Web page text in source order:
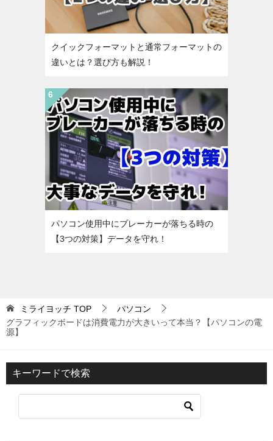
クイックフォーマットと通常フォーマットの
違いとは？選び方も解説！
パソコン使用中にブレーカーが落ちる時の
【3つの対策】データを守れ！
ミライヨッチ TOP
パソコン
グラフィックボードは消費電力が大きいって本当？【パソコンの電
源】
キーワードで検索